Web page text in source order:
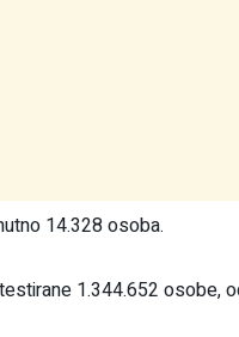
14.328 osoba.
1.344.652 osobe,